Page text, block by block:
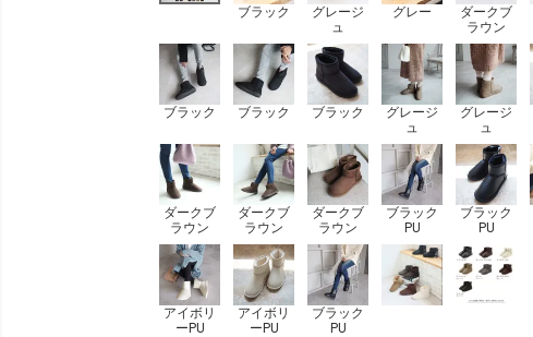
ブラック
グレージ
ュ
グレー
ダークブ
ラウン
ブラック ブラック ブラック
グレージ
ュ
グレージ
ュ
ダークブ
ラウン
ダークブ
ラウン
ダークブ
ラウン
ブラック
PU
ブラック
PU
アイボリ
ーPU
アイボリ
ーPU
ブラック
PU